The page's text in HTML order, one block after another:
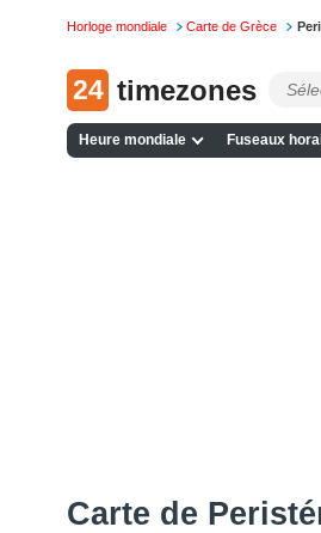
Horloge mondiale Carte de Grèce
24 timezones
Heure mondiale Fuseaux
Сarte de